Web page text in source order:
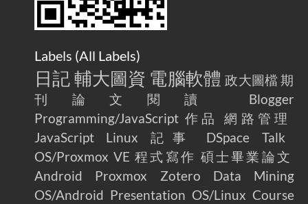
Labels (All Labels)
日記 輔大圖資 電腦軟體 政大圖檔 期
刊論文閱讀
Blogger
Programming/JavaScript 作品
網路管理
JavaScript
Linux 記事 DSpace
Talk
OS/Proxmox VE 程式寫作 碩士畢業論文
Android
Proxmox Zotero
Data Mining
OS/Android Presentation OS/Linux Course